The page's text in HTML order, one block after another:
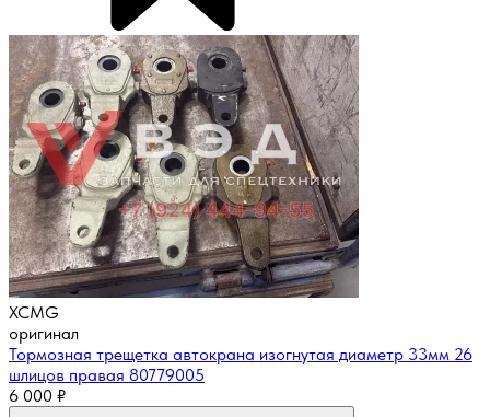
XCMG
оригинал
Тормозная трещетка автокрана изогнутая диаметр 33мм 26
шлицов правая 80779005
6 000 ₽